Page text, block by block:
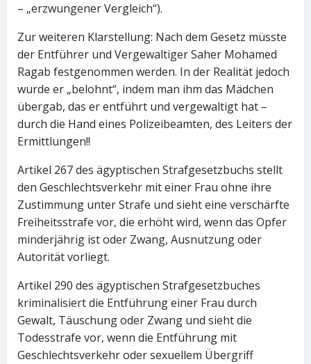
– „erzwungener Vergleich“).
Zur weiteren Klarstellung: Nach dem Gesetz müsste
der Entführer und Vergewaltiger Saher Mohamed
Ragab festgenommen werden. In der Realität jedoch
wurde er „belohnt“, indem man ihm das Mädchen
übergab, das er entführt und vergewaltigt hat –
durch die Hand eines Polizeibeamten, des Leiters der
Ermittlungen!!
Artikel 267 des ägyptischen Strafgesetzbuchs stellt
den Geschlechtsverkehr mit einer Frau ohne ihre
Zustimmung unter Strafe und sieht eine verschärfte
Freiheitsstrafe vor, die erhöht wird, wenn das Opfer
minderjährig ist oder Zwang, Ausnutzung oder
Autorität vorliegt.
Artikel 290 des ägyptischen Strafgesetzbuches
kriminalisiert die Entführung einer Frau durch
Gewalt, Täuschung oder Zwang und sieht die
Todesstrafe vor, wenn die Entführung mit
Geschlechtsverkehr oder sexuellem Übergriff